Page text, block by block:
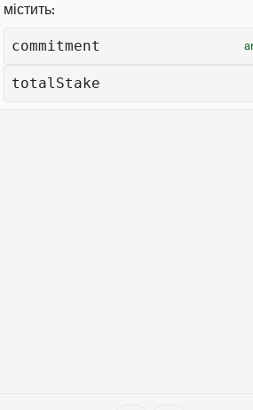
містить:
commitment
totalStake